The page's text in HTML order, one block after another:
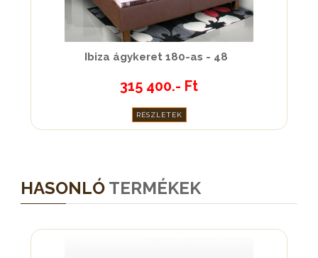
Ibiza ágykeret 180-as - 48
315 400.- Ft
RÉSZLETEK
HASONLÓ TERMÉKEK